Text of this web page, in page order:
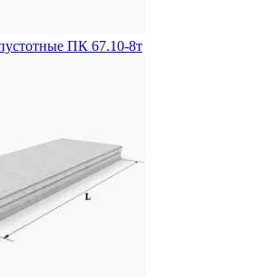
ПК 67.10-8т